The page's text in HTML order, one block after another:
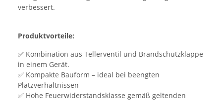
verbessert.
Produktvorteile:
✅ Kombination aus Tellerventil und Brandschutzklappe
in einem Gerät.
✅ Kompakte Bauform – ideal bei beengten
Platzverhältnissen
✅ Hohe Feuerwiderstandsklasse gemäß geltenden